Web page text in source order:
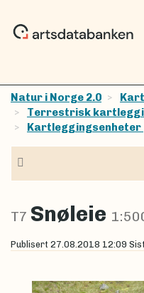
Natur i Norge 2.0
Terrestrisk
Kartleggingsenheter
T7 Snøleie
Publisert 27.08.2018 12:09